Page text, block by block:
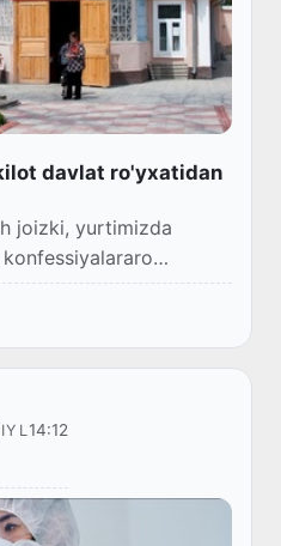
davlat ro'yxatidan
joizki, yurtimizda
tinchlik, totuvlik,
IYL14:12